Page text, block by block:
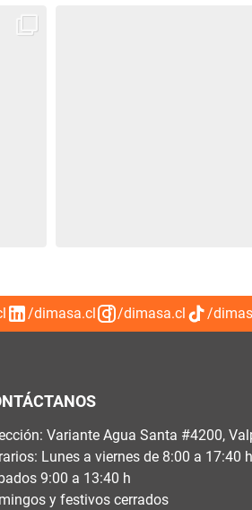
/dimasa.cl /dimasa.cl /
Variante Agua Santa #4200,
Lunes a viernes de 8:00 a 17:40 h
9:00 a 13:40 h
y festivos cerrados